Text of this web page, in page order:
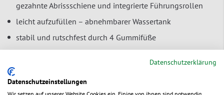
gezahnte Abrissschiene und integrierte Führungsrollen
leicht aufzufüllen – abnehmbarer Wassertank
stabil und rutschfest durch 4 Gummifüße
Geeignet für unverstärkte Nassklebebänder:
AußenØ: bis 200 mm
Datenschutzerklärung
Datenschutzeinstellungen
Wir setzen auf unserer Website Cookies ein. Einige von ihnen sind notwendig,